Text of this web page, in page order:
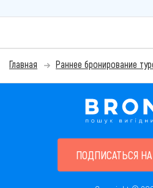
Главная Раннее бронирование
ПОДПИСАТЬСЯ